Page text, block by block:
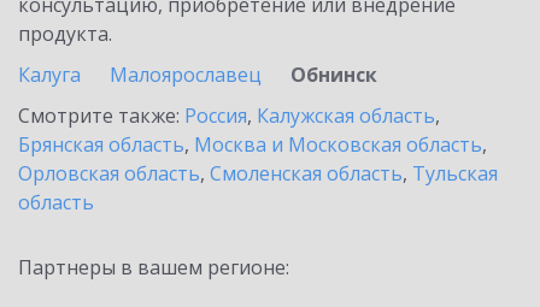
продукта.
Калуга
Малоярославец
Обнинск
Смотрите также: Россия, Калужская область,
Брянская область, Москва и Московская область,
Орловская область, Смоленская область, Тульская
область
Партнеры в вашем регионе: